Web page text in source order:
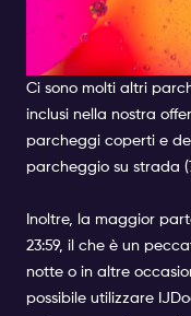
QUESTE
Ci sono molti altri
inclusi nella nostra
parcheggi coperti e
parcheggio su strada
Inoltre, la maggior
23:59, il che è un
notte o in altre
possibile utilizzare